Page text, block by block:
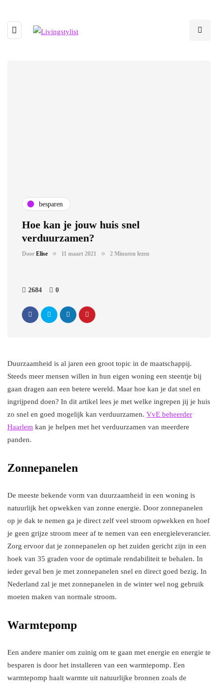
besparen
Hoe kan je jouw huis snel
verduurzamen?
Door Elise 11 maart 2021 2 Minuten lezen
2684 0
Duurzaamheid is al jaren een groot topic in de maatschappij.
Steeds meer mensen willen in hun eigen woning een steentje bij
gaan dragen aan een betere wereld. Maar hoe kan je dat snel en
ingrijpend doen? In dit artikel lees je met welke ingrepen jij je huis
zo snel en goed mogelijk kan verduurzamen. VvE beheerder
Haarlem kan je helpen met het verduurzamen van meerdere
panden.
Zonnepanelen
De meeste bekende vorm van duurzaamheid in een woning is
natuurlijk het opwekken van zonne energie. Door zonnepanelen
op je dak te nemen ga je direct zelf veel stroom opwekken en hoef
je geen grijze stroom meer af te nemen van een energieleverancier.
Zorg ervoor dat je zonnepanelen op het zuiden gericht zijn in een
hoek van 35 graden voor de optimale rendabiliteit te behalen. In
ieder geval ben je met zonnepanelen snel en direct goed bezig. In
Nederland zal je met zonnepanelen in de winter wel nog gebruik
moeten maken van normale stroom.
Warmtepomp
Een andere manier om zuinig om te gaan met energie en energie te
besparen is door het installeren van een warmtepomp. Een
warmtepomp haalt warmte uit natuurlijke bronnen zoals de